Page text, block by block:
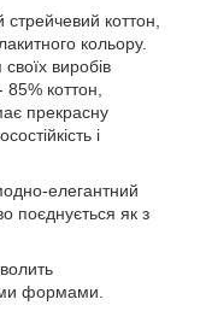
стрейчевий коттон,
кольору.
виробів
85% коттон,
прекрасну
і
елегантний
поєднується як з
формами.